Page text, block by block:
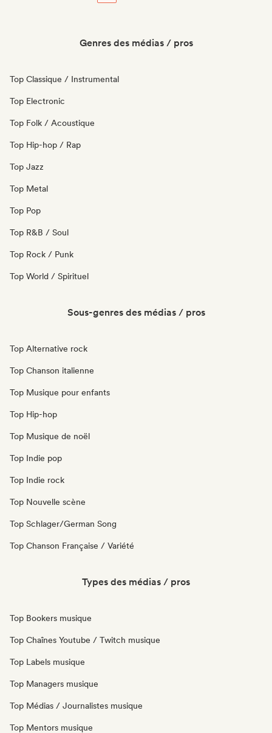
Genres des médias / pros
Top Classique / Instrumental
Top Electronic
Top Folk / Acoustique
Top Hip-hop / Rap
Top Jazz
Top Metal
Top Pop
Top R&B / Soul
Top Rock / Punk
Top World / Spirituel
Sous-genres des médias / pros
Top Alternative rock
Top Chanson italienne
Top Musique pour enfants
Top Hip-hop
Top Musique de noël
Top Indie pop
Top Indie rock
Top Nouvelle scène
Top Schlager/German Song
Top Chanson Française / Variété
Types des médias / pros
Top Bookers musique
Top Chaînes Youtube / Twitch musique
Top Labels musique
Top Managers musique
Top Médias / Journalistes musique
Top Mentors musique